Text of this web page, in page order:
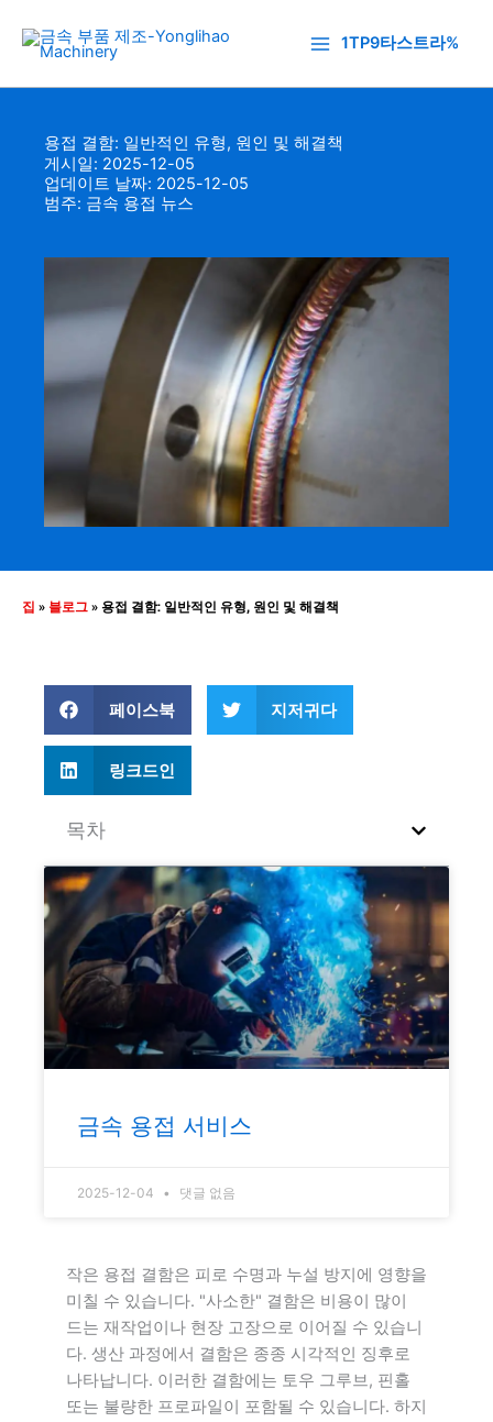
로
1TP9타스트라%
용접 결함: 일반적인 유형, 원인 및 해결책
게시일: 2025-12-05
업데이트 날짜: 2025-12-05
범주: 금속 용접 뉴스
집 » 블로그»용접 결함: 일반적인 유형, 원인 및 해결책
페이스북 지저귀다
링크드인
목차
금속 용접 서비스
2025-12-04 댓글 없음
작은 용접 결함은 피로 수명과 누설 방지에 영향을
미칠 수 있습니다. "사소한" 결함은 비용이 많이
드는 재작업이나 현장 고장으로 이어질 수 있습니
다. 생산 과정에서 결함은 종종 시각적인 징후로
나타납니다. 이러한 결함에는 토우 그루브, 핀홀
또는 불량한 프로파일이 포함될 수 있습니다. 하지